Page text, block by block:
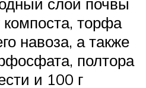
торфа
навоза, а также
полтора
и 100 г